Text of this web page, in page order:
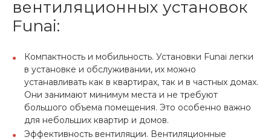
вентиляционных установок
Funai:
Компактность и мобильность. Установки Funai легки
в установке и обслуживании, их можно
устанавливать как в квартирах, так и в частных домах.
Они занимают минимум места и не требуют
большого объема помещения. Это особенно важно
для небольших квартир и домов.
Эффективность вентиляции. Вентиляционные